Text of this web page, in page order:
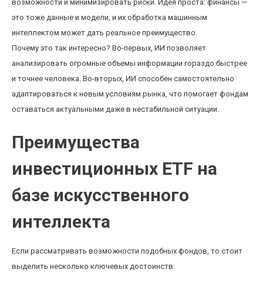
возможности и минимизировать риски. Идея проста: финансы —
это тоже данные и модели, и их обработка машинным
интеллектом может дать реальное преимущество.
Почему это так интересно? Во-первых, ИИ позволяет
анализировать огромные объемы информации гораздо быстрее
и точнее человека. Во-вторых, ИИ способен самостоятельно
адаптироваться к новым условиям рынка, что помогает фондам
оставаться актуальными даже в нестабильной ситуации.
Преимущества
инвестиционных ETF на
базе искусственного
интеллекта
Если рассматривать возможности подобных фондов, то стоит
выделить несколько ключевых достоинств: